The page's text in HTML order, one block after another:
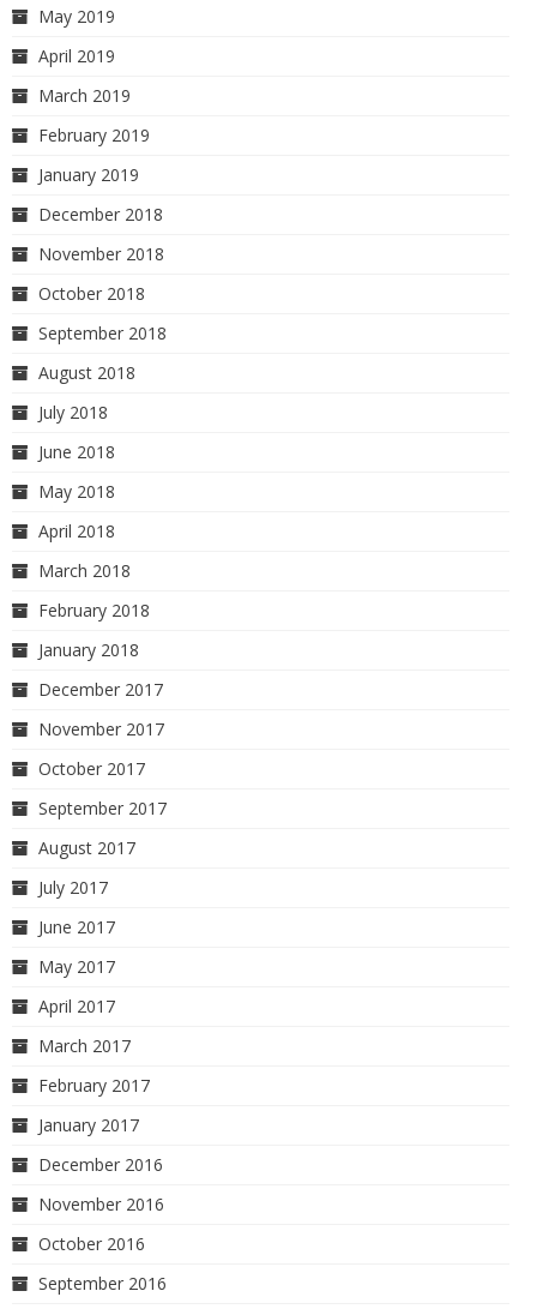
May 2019
April 2019
March 2019
February 2019
January 2019
December 2018
November 2018
October 2018
September 2018
August 2018
July 2018
June 2018
May 2018
April 2018
March 2018
February 2018
January 2018
December 2017
November 2017
October 2017
September 2017
August 2017
July 2017
June 2017
May 2017
April 2017
March 2017
February 2017
January 2017
December 2016
November 2016
October 2016
September 2016